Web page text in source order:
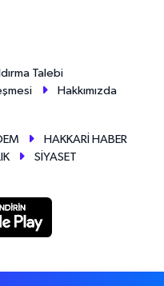
Talebi
Hakkımızda
HAKKARİ HABER
SİYASET